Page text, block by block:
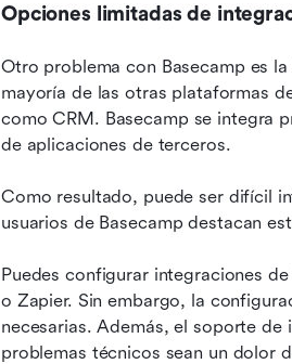
Opciones limitadas de
Otro problema con Basecamp es
mayoría de las otras plataformas
como CRM. Basecamp se integra
de aplicaciones de terceros.
Como resultado, puede ser difícil
usuarios de Basecamp destacan
Puedes configurar integraciones
o Zapier. Sin embargo, la
necesarias. Además, el soporte
problemas técnicos sean un dolor